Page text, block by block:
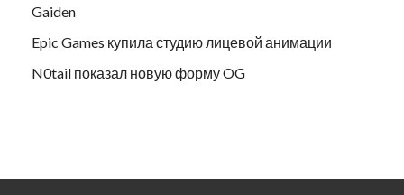
Gaiden
Epic Games купила студию лицевой анимации
N0tail показал новую форму OG